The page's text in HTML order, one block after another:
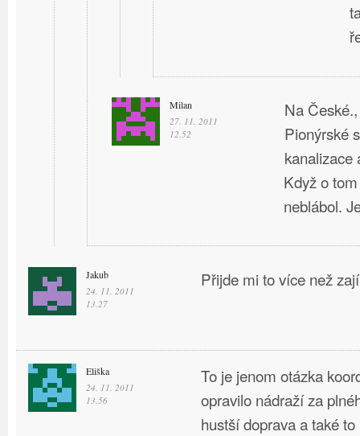
Milan
27. 11. 2011
12.52
Na
Pionýrské
kanalizace
Když o
neblábol.
Jakub
24. 11. 2011
13.27
Přijde mi to více než
Eliška
24. 11. 2011
13.56
To je jenom otázka
opravilo nádraží za
hustší doprava a také